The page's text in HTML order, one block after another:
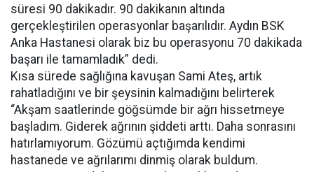
süresi 90 dakikadır. 90 dakikanın altında
gerçekleştirilen operasyonlar başarılıdır. Aydın BSK
Anka Hastanesi olarak biz bu operasyonu 70 dakikada
başarı ile tamamladık” dedi.
Kısa sürede sağlığına kavuşan Sami Ateş, artık
rahatladığını ve bir şeysinin kalmadığını belirterek
“Akşam saatlerinde göğsümde bir ağrı hissetmeye
başladım. Giderek ağrının şiddeti arttı. Daha sonrasını
hatırlamıyorum. Gözümü açtığımda kendimi
hastanede ve ağrılarımı dinmiş olarak buldum.